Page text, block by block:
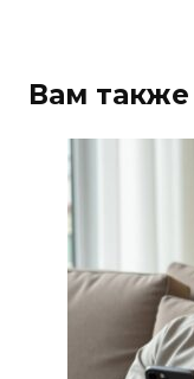
Вам